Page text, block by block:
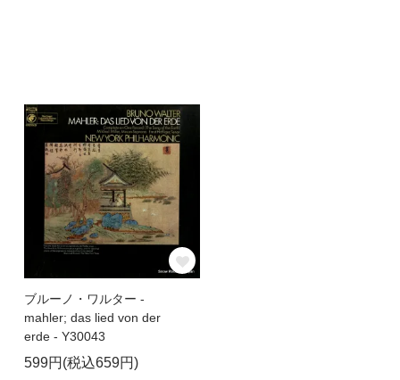
ブルーノ・ワルター -
mahler; das lied von der
erde - Y30043
599円(税込659円)